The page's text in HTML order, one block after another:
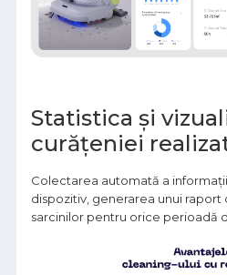
Statistica și
curățeniei
Colectarea automată a
dispozitiv, generarea unui
sarcinilor pentru orice perioadă